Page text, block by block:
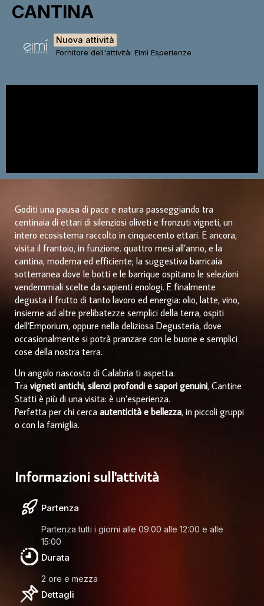
CANTINA
Nuova attività
Fornitore dell'attività: Eimì Esperienze
Goditi una pausa di pace e natura passeggiando tra
centinaia di ettari di silenziosi oliveti e fronzuti vigneti, un
intero ecosistema raccolto in cinquecento ettari. E ancora,
visita il frantoio, in funzione. quattro mesi all’anno, e la
cantina, moderna ed efficiente; la suggestiva barricaia
sotterranea dove le botti e le barrique ospitano le selezioni
vendemmiali scelte da sapienti enologi. E finalmente
degusta il frutto di tanto lavoro ed energia: olio, latte, vino,
insieme ad altre prelibatezze semplici della terra, ospiti
dell’Emporium, oppure nella deliziosa Degusteria, dove
occasionalmente si potrà pranzare con le buone e semplici
cose della nostra terra.
Un angolo nascosto di Calabria ti aspetta.
Tra vigneti antichi, silenzi profondi e sapori genuini, Cantine
Statti è più di una visita: è un’esperienza.
Perfetta per chi cerca autenticità e bellezza, in piccoli gruppi
o con la famiglia.
Informazioni sull'attività
Partenza
Partenza tutti i giorni alle 09:00 alle 12:00 e alle
15:00
Durata
2 ore e mezza
Dettagli